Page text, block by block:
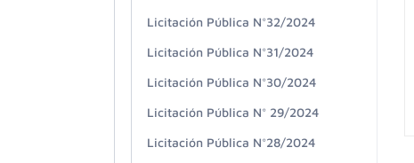
Licitación Pública N°32/2024
Licitación Pública N°31/2024
Licitación Pública N°30/2024
Licitación Pública N° 29/2024
Licitación Pública N°28/2024